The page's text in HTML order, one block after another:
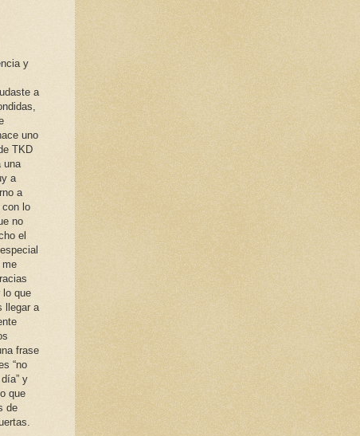
y
a
uno
TKD
una
a
a
con lo
no
el
me
lo que
llegar a
frase
“no
y
que
de